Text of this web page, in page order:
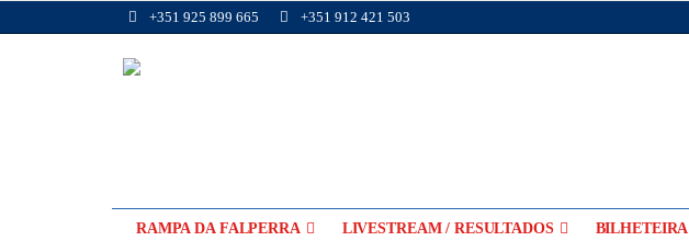
+351 925 899 665 +351 912 421 503
RAMPA DA FALPERRA LIVESTREAM / RESULTADOS BILHETEIRA